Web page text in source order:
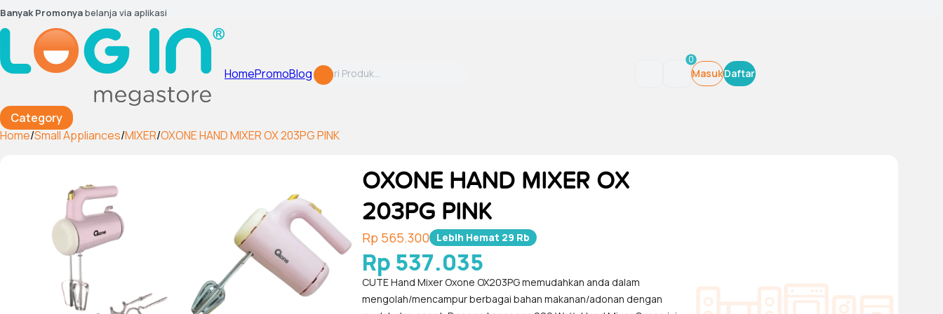
Banyak Promonyabelanja via aplikasi
Category
HomePromoBlog
0
MasukDaftar
Home/Small Appliances/MIXER/OXONE HAND MIXER OX 203PG PINK
OXONE HAND MIXER OX
203PG PINK
Rp 565.300 Lebih Hemat 29 Rb
Rp 537.035
CUTE Hand Mixer Oxone OX203PG memudahkan anda dalam
mengolah/mencampur berbagai bahan makanan/adonan dengan